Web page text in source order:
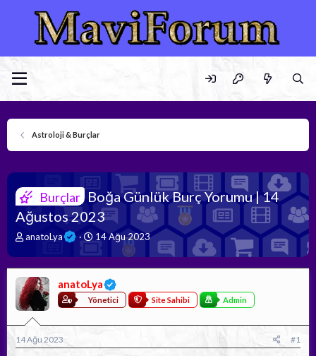
Astroloji & Burçlar
Burçlar Boğa Günlük Burç Yorumu | 14
Ağustos 2023
K
n
u
y
u
b
a
ş
anatoLya
B
ş
a
n
g
ı
t
14 Ağu 2023
anatoLya
Yönetici Site Sahibi Admin
14 Ağu 2023 #1